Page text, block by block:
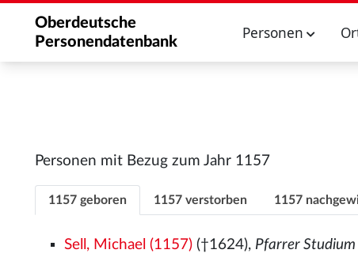
Oberdeutsche
Personendatenbank
Personen
Personen mit Bezug zum Jahr 1157
1157 geboren 1157 verstorben 1157
Sell, Michael (1157) (†1624), Pfarrer Studium